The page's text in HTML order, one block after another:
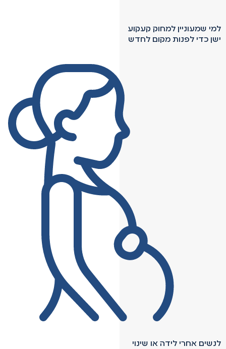
למי שמעוניין למחוק קעקוע
ישן כדי לפנות מקום לחדש
לנשים אחרי לידה או שינוי